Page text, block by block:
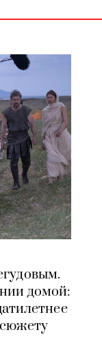
домой: